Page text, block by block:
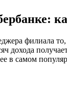
филиала
дохода
в самом